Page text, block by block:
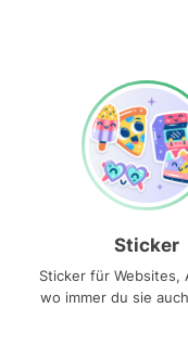
Sticker
Sticker für Websites,
wo immer du sie